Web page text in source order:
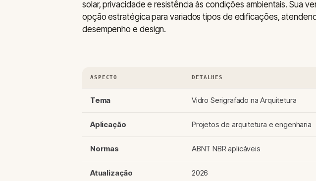
solar, privacidade e resistência às condições ambientais. Sua
opção estratégica para variados tipos de edificações,
desempenho e design.
ASPECTO DETALHES
Tema Vidro Serigrafado na Arquitetura
Aplicação Projetos de arquitetura e engenharia
Normas ABNT NBR aplicáveis
Atualização 2026